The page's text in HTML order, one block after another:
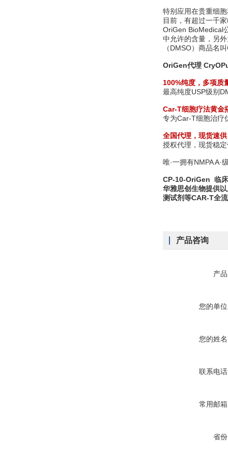
特别应用在贵重细
目前，有超过一千
OriGen BioMedical
中允许的含量，另
（DMSO）商品名
OriGen代理
100%纯度，多项质
最高纯度USP级别
Car-T细胞疗法黄金
专为Car-T细胞治疗
全国代理，现货速供
授权代理，现货稳
唯·一拥有NMPA
CP-10-OriGen 临
华雅思创生物提供
测试剂等CAR-T全
产品咨询
产
您的单
您的姓
联系电
常用邮
省